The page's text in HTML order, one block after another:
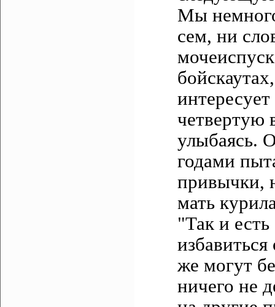
Мы
сем, ни
четвертую
улыбаясь.
годами
привычки,
мать
"Так и
же могут
ничего не